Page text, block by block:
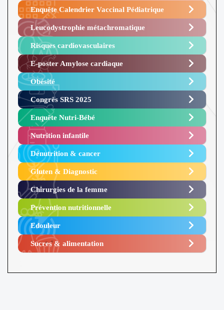
Enquête Calendrier Vaccinal Pédiatrique
Leucodystrophie métachromatique
Risques cardiovasculaires
E-poster Amylose cardiaque ​
Obésité ​
Congrès SRS 2025 ​
Enquête Nutri-Bébé ​
Nutrition infantile
Dénutrition & cancer
Gluten & Diagnostic
Chirurgies de la femme
Prévention nutritionnelle
Edouleur​
Sucres & alimentation​